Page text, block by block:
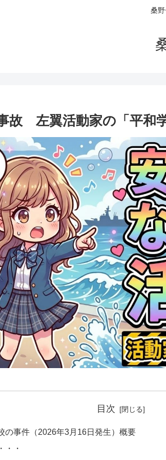
桑
故 左翼活動家の「平和
目次
の事件（2026年3月16日発生）概要
・・